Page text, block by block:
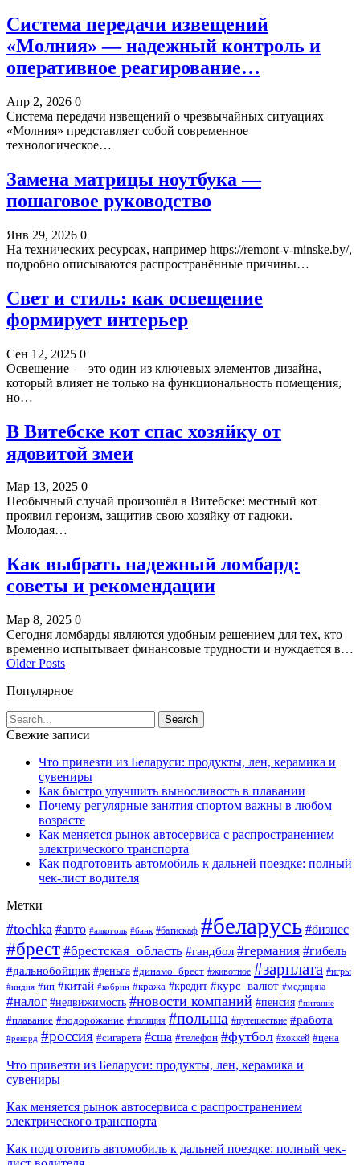
Система передачи извещений
«Молния» — надежный контроль и
оперативное реагирование…
Апр 2, 2026 0
Система передачи извещений о чрезвычайных ситуациях
«Молния» представляет собой современное
технологическое…
Замена матрицы ноутбука —
пошаговое руководство
Янв 29, 2026 0
На технических ресурсах, например https://remont-v-minske.by/,
подробно описываются распространённые причины…
Свет и стиль: как освещение
формирует интерьер
Сен 12, 2025 0
Освещение — это один из ключевых элементов дизайна,
который влияет не только на функциональность помещения,
но…
В Витебске кот спас хозяйку от
ядовитой змеи
Мар 13, 2025 0
Необычный случай произошёл в Витебске: местный кот
проявил героизм, защитив свою хозяйку от гадюки.
Молодая…
Как выбрать надежный ломбард:
советы и рекомендации
Мар 8, 2025 0
Сегодня ломбарды являются удобным решением для тех, кто
временно испытывает финансовые трудности и нуждается в…
Older Posts
Популярное
Свежие записи
Что привезти из Беларуси: продукты, лен, керамика и
сувениры
Как быстро улучшить выносливость в плавании
Почему регулярные занятия спортом важны в любом
возрасте
Как меняется рынок автосервиса с распространением
электрического транспорта
Как подготовить автомобиль к дальней поездке: полный
чек-лист водителя
Метки
#tochka #авто #алкоголь #банк #батискаф #беларусь #бизнес
#брест #брестская_область #гандбол #германия #гибель
#дальнобойщик #деньга #динамо_брест #животное #зарплата #игры
#индия #ип #китай #кобрин #кража #кредит #курс_валют #медицина
#налог #недвижимость #новости компаний #пенсия #питание
#плавание #подорожание #полиция #польша #путешествие #работа
#рекорд #россия #сигарета #сша #телефон #футбол #хоккей #цена
Что привезти из Беларуси: продукты, лен, керамика и
сувениры
Как меняется рынок автосервиса с распространением
электрического транспорта
Как подготовить автомобиль к дальней поездке: полный чек-